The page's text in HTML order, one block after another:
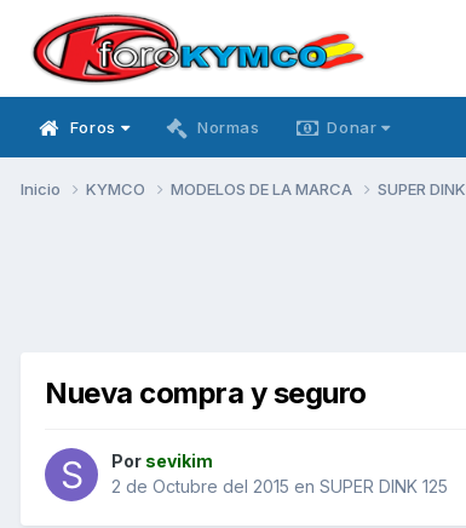
Foros Normas Donar
Inicio KYMCO MODELOS DE LA MARCA SUPER DINK
Nueva compra y seguro
Por sevikim
2 de Octubre del 2015 en SUPER DINK 125